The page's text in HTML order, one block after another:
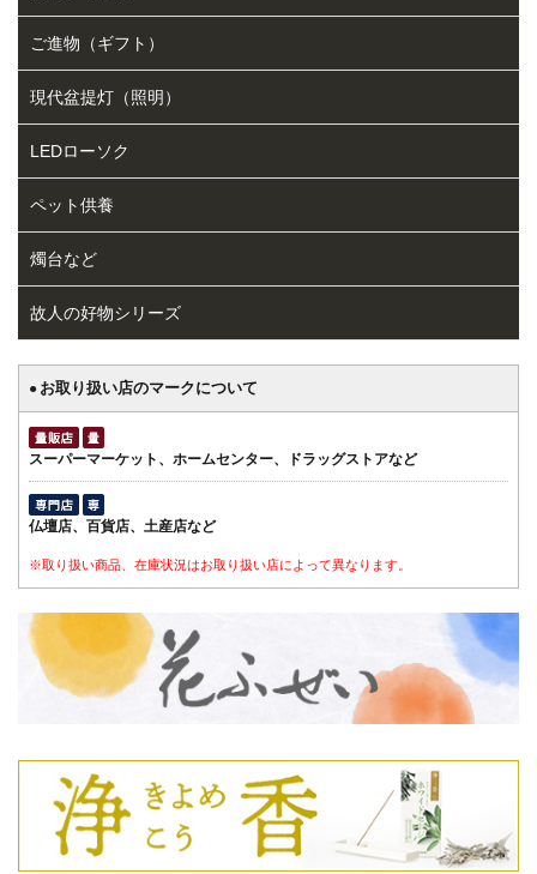
ご進物（ギフト）
現代盆提灯（照明）
LEDローソク
ペット供養
燭台など
故人の好物シリーズ
● お取り扱い店のマークについて
スーパーマーケット、ホームセンター、ドラッグストアなど
仏壇店、百貨店、土産店など
※取り扱い商品、在庫状況はお取り扱い店によって異なります。